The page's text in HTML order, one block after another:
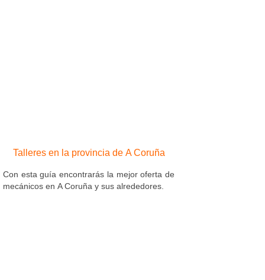
Talleres en la provincia de A Coruña
Con esta guía encontrarás la mejor oferta de
mecánicos en A Coruña y sus alrededores.